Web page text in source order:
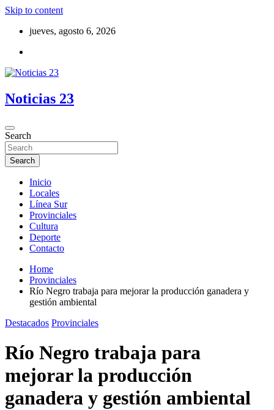
Skip to content
jueves, agosto 6, 2026
Noticias 23
Search
Search
Inicio
Locales
Línea Sur
Provinciales
Cultura
Deporte
Contacto
Home
Provinciales
Río Negro trabaja para mejorar la producción ganadera y
gestión ambiental
Destacados Provinciales
Río Negro trabaja para
mejorar la producción
ganadera y gestión ambiental